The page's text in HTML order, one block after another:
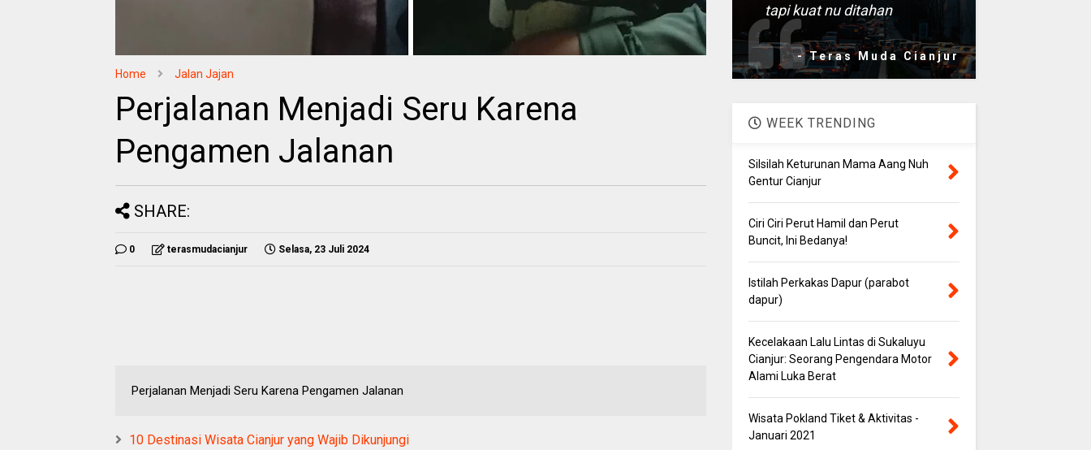
Home Jalan Jajan
Perjalanan Menjadi Seru Karena
Pengamen Jalanan
SHARE:
0 terasmudacianjur Selasa, 23 Juli 2024
Perjalanan Menjadi Seru Karena Pengamen Jalanan
10 Destinasi Wisata Cianjur yang Wajib Dikunjungi
tapi kuat nu ditahan
- Teras Muda Cianjur
WEEK TRENDING
Silsilah Keturunan Mama Aang Nuh
Gentur Cianjur
Ciri Ciri Perut Hamil dan Perut
Buncit, Ini Bedanya!
Istilah Perkakas Dapur (parabot
dapur)
Kecelakaan Lalu Lintas di Sukaluyu
Cianjur: Seorang Pengendara Motor
Alami Luka Berat
Wisata Pokland Tiket & Aktivitas -
Januari 2021